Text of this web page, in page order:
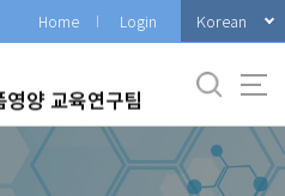
Home Login Korean